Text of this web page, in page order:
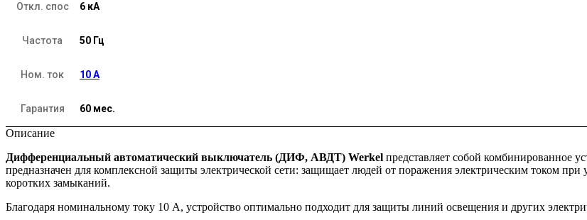
Откл. спос 6 кА
Частота 50 Гц
Ном. ток 10 А
Гарантия 60 мес.
Описание
Дифференциальный автоматический выключатель (ДИФ, АВДТ) Werkel представляет собой комбинированное
предназначен для комплексной защиты электрической сети: защищает людей от поражения электрическим током при
коротких замыканий.
Благодаря номинальному току 10 А, устройство оптимально подходит для защиты линий освещения и других